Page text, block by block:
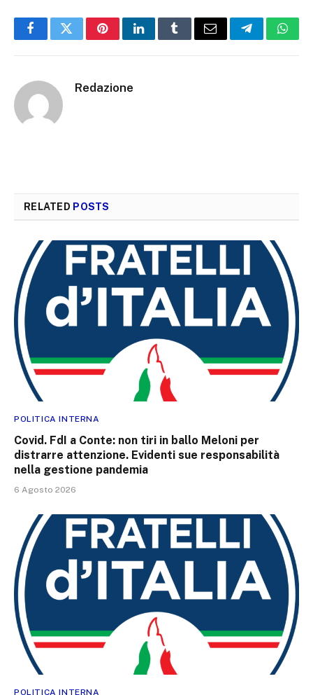
FacebookTwitterPinterestLinkedInTumblrEmail Telegram
Redazione
RELATED POSTS
POLITICA INTERNA
Covid. FdI a Conte: non tiri in ballo Meloni per
distrarre attenzione. Evidenti sue responsabilità
nella gestione pandemia
6 Agosto 2026
POLITICA INTERNA